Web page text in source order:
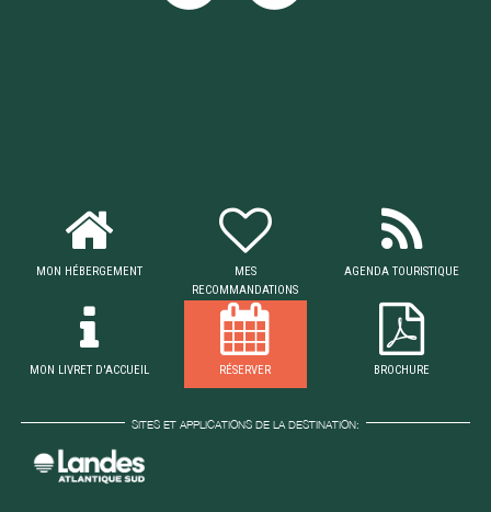
MON HÉBERGEMENT
MES
RECOMMANDATIONS
AGENDA TOURISTIQUE
MON LIVRET D'ACCUEIL RÉSERVER BROCHURE
SITES ET APPLICATIONS DE LA DESTINATION: